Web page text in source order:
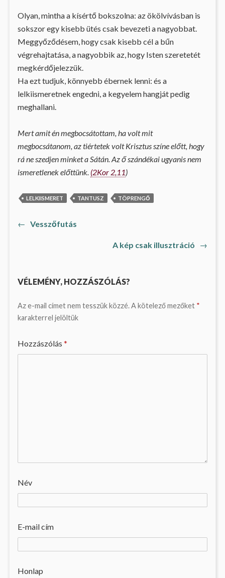
Olyan, mintha a kísértő bokszolna: az ökölvívásban is
sokszor egy kisebb ütés csak bevezeti a nagyobbat.
Meggyőződésem, hogy csak kisebb cél a bűn
végrehajtatása, a nagyobbik az, hogy Isten szeretetét
megkérdőjelezzük.
Ha ezt tudjuk, könnyebb ébernek lenni: és a
lelkiismeretnek engedni, a kegyelem hangját pedig
meghallani.
Mert amit én megbocsátottam, ha volt mit
megbocsátanom, az tiértetek volt Krisztus színe előtt, hogy
rá ne szedjen minket a Sátán. Az ő szándékai ugyanis nem
ismeretlenek előttünk. (2Kor 2,11)
LELKIISMERET TANTUSZ TÖPRENGŐ
Bejegyzés
← Previous
Vesszőfutás
A kép csak illusztráció Next
→
VÉLEMÉNY, HOZZÁSZÓLÁS?
Az e-mail címet nem tesszük közzé.A kötelező mezőket *
karakterrel jelöltük
Hozzászólás *
Név
E-mail cím
Honlap